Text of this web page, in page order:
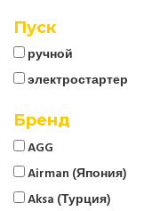
Пуск
ручной
электростартер
Бренд
AGG
Airman (Япония)
Aksa (Турция)